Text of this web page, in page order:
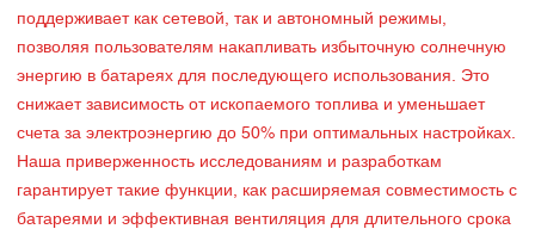
поддерживает как сетевой, так и автономный режимы,
позволяя пользователям накапливать избыточную солнечную
энергию в батареях для последующего использования. Это
снижает зависимость от ископаемого топлива и уменьшает
счета за электроэнергию до 50% при оптимальных настройках.
Наша приверженность исследованиям и разработкам
гарантирует такие функции, как расширяемая совместимость с
батареями и эффективная вентиляция для длительного срока